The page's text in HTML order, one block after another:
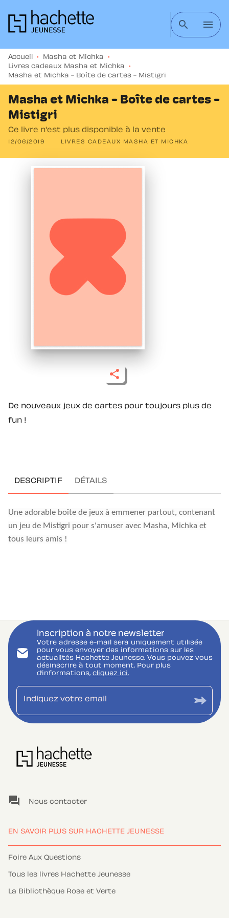
MENU RECHERCHE CONTENU
search menu
Accueil • Masha et Michka
•
Livres cadeaux Masha et Michka
•
Masha et Michka - Boîte de cartes - Mistigri
Masha et Michka - Boîte de cartes -
Mistigri
Ce livre n'est plus disponible à la vente
12/06/2019 LIVRES CADEAUX MASHA ET MICHKA
De nouveaux jeux de cartes pour toujours plus de
fun !
DESCRIPTIF DÉTAILS
Une adorable boîte de jeux à emmener partout, contenant
un jeu de Mistigri pour s'amuser avec Masha, Michka et
tous leurs amis !
Inscription à notre newsletter
Votre adresse e-mail sera uniquement utilisée
pour vous envoyer des informations sur les
actualités Hachette Jeunesse. Vous pouvez vous
désinscrire à tout moment. Pour plus
d’informations, cliquez ici.
Indiquez votre email
question_answer Nous contacter
EN SAVOIR PLUS SUR HACHETTE JEUNESSE
Foire Aux Questions
Tous les livres Hachette Jeunesse
La Bibliothèque Rose et Verte